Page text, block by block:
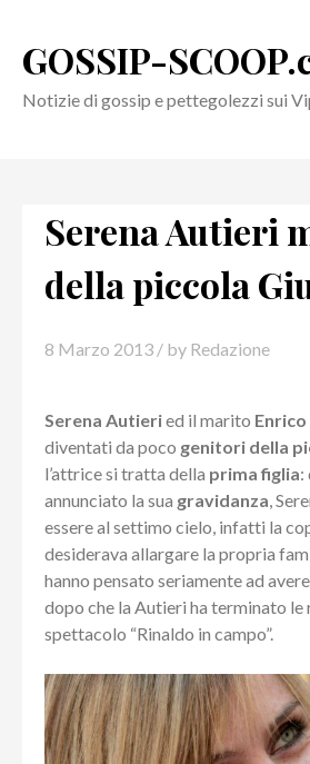
content
GOSSIP-
Notizie di gossip e pettegolezzi sui
Serena Autieri
della piccola
8 Marzo 2013 / by Redazione
Serena Autieried il marito
diventati da poco genitori della
l’attrice si tratta della prima figlia:
annunciato la sua gravidanza,
essere al settimo cielo, infatti la
desiderava allargare la propria
hanno pensato seriamente ad
dopo che la Autieri ha terminato le
spettacolo “Rinaldo in campo”.